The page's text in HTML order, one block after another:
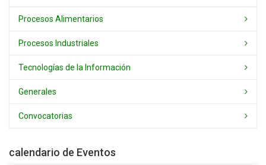
Procesos Alimentarios
Procesos Industriales
Tecnologías de la Información
Generales
Convocatorias
calendario de Eventos